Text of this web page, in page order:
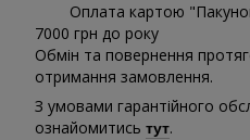
Оплата картою
7000 грн до року
Обмін та повернення
отримання замовлення.
З умовами гарантійного
ознайомитись тут.